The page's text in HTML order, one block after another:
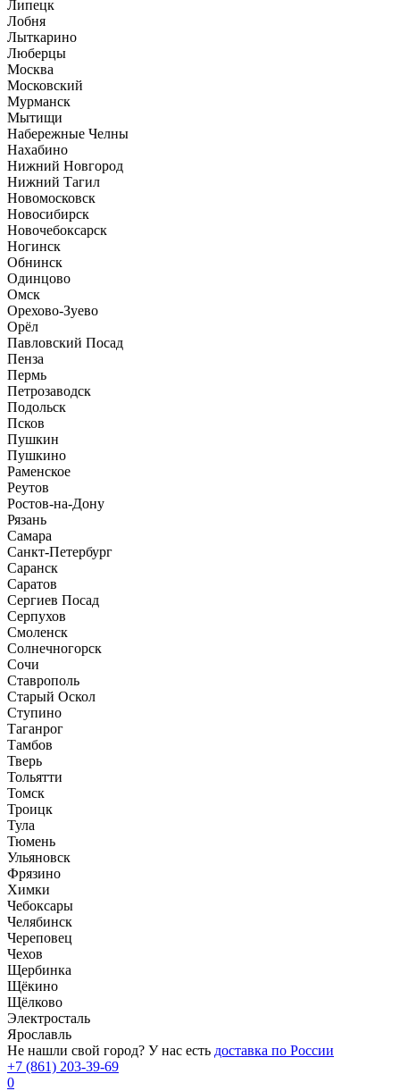
Липецк
Лобня
Лыткарино
Люберцы
Москва
Московский
Мурманск
Мытищи
Набережные Челны
Нахабино
Нижний Новгород
Нижний Тагил
Новомосковск
Новосибирск
Новочебоксарск
Ногинск
Обнинск
Одинцово
Омск
Орехово-Зуево
Орёл
Павловский Посад
Пенза
Пермь
Петрозаводск
Подольск
Псков
Пушкин
Пушкино
Раменское
Реутов
Ростов-на-Дону
Рязань
Самара
Санкт-Петербург
Саранск
Саратов
Сергиев Посад
Серпухов
Смоленск
Солнечногорск
Сочи
Ставрополь
Старый Оскол
Ступино
Таганрог
Тамбов
Тверь
Тольятти
Томск
Троицк
Тула
Тюмень
Ульяновск
Фрязино
Химки
Чебоксары
Челябинск
Череповец
Чехов
Щербинка
Щёкино
Щёлково
Электросталь
Ярославль
Не нашли свой город? У нас есть доставка по России
+7 (861) 203-39-69
0